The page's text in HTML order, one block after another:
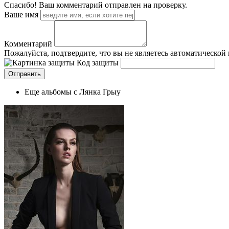
Спасибо! Ваш комментарий отправлен на проверку.
Ваше имя
Комментарий
Пожалуйста, подтвердите, что вы не являетесь
Код защиты
Еще альбомы с Лянка Грыу